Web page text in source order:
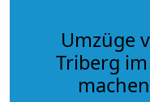
Umzüge
Triberg